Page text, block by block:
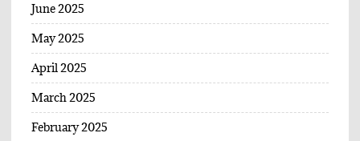
June 2025
May 2025
April 2025
March 2025
February 2025